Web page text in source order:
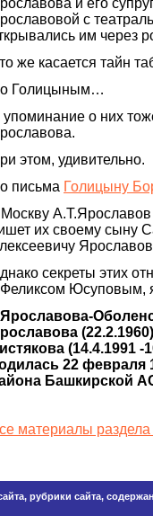
и его
с
им через
же касается тайн
Голицыным…
упоминание о них
этом, удивительно.
письма Голицыну
их своему сыну
секреты этих
Юсуповым,
(14.4.1991 -
22 февраля
Башкирской
материалы
рубрики сайта,